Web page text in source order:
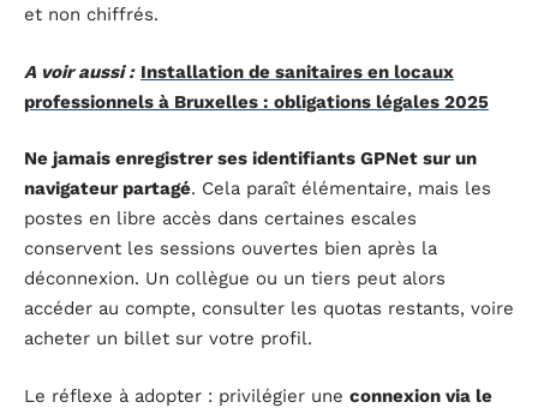
et non chiffrés.
A voir aussi : Installation de sanitaires en locaux
professionnels à Bruxelles : obligations légales 2025
Ne jamais enregistrer ses identifiants GPNet sur un
navigateur partagé. Cela paraît élémentaire, mais les
postes en libre accès dans certaines escales
conservent les sessions ouvertes bien après la
déconnexion. Un collègue ou un tiers peut alors
accéder au compte, consulter les quotas restants, voire
acheter un billet sur votre profil.
Le réflexe à adopter : privilégier une connexion via le